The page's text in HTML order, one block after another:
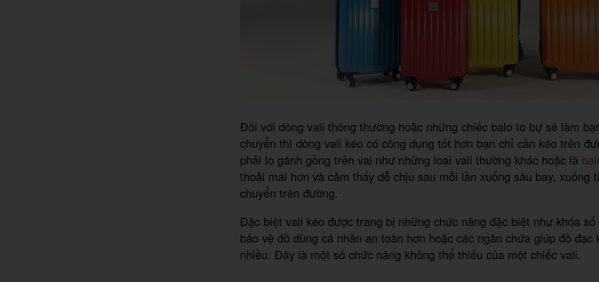
Đối với dòng vali thông thường hoặc những chiếc balo to bự sẽ làm
chuyển thì dòng vali kéo có công dụng tốt hơn bạn chỉ cần kéo trên
phải lo gánh gồng trên vai như những loại vali thường khác hoặc là
thoải mái hơn và cảm thấy dễ chịu sau mỗi lần xuống sâu bay, xuống
chuyển trên đường.
Đặc biệt vali kéo được trang bị những chức năng đặc biệt như khóa
bảo vệ đồ dùng cá nhân an toàn hơn hoặc các ngăn chứa giúp đồ đạc
nhiều. Đây là một số chức năng không thể thiếu của một chiếc vali.